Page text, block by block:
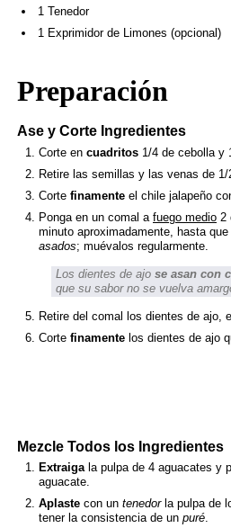
1 Tenedor
1 Exprimidor de Limones (opcional)
Preparación
Ase y Corte Ingredientes
Corte en cuadritos 1/4 de cebolla y
Retire las semillas y las venas de
Corte finamente el chile jalapeño
Ponga en un comal a fuego medio 2
minuto aproximadamente, hasta
asados; muévalos regularmente.
Los dientes de ajo se asan con
que su sabor no se vuelva
Retire del comal los dientes de ajo,
Corte finamente los dientes de ajo
Mezcle Todos los Ingredientes
Extraigala pulpa de 4 aguacates y
aguacate.
Aplaste con un tenedorla pulpa de
tener la consistencia de un puré.